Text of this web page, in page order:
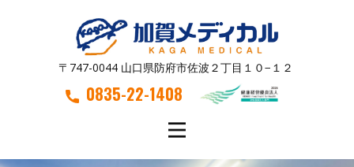
〒747-0044 山口県防府市佐波２丁目１０−１２
0835-22-1408